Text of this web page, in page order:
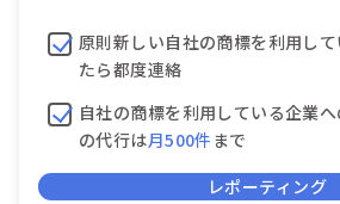
原則新しい自社の商標を利用し
たら都度連絡
自社の商標を利用している企業
の代行は月500件 まで
レポーティング